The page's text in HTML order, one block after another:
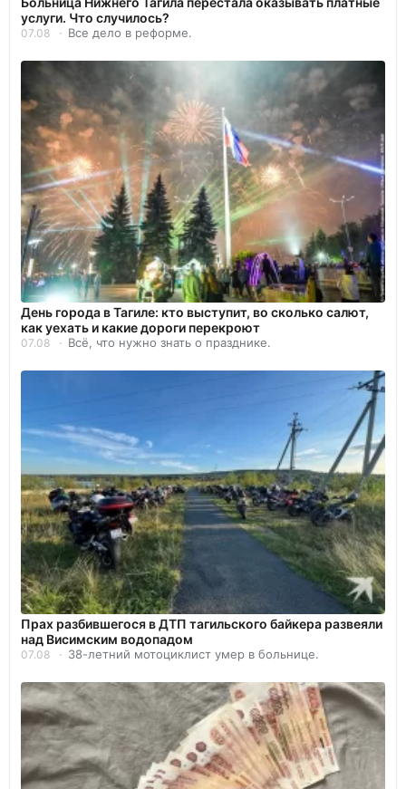
услуги. Что случилось?
07.08 Все дело в реформе.
День города в Тагиле: кто выступит, во сколько салют,
как уехать и какие дороги перекроют
07.08 Всё, что нужно знать о празднике.
Прах разбившегося в ДТП тагильского байкера развеяли
над Висимским водопадом
07.08 38-летний мотоциклист умер в больнице.